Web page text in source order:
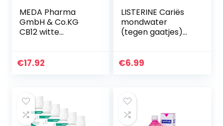
MEDA Pharma
GmbH & Co.KG
CB12 witte
€17.92
LISTERINE Cariës
mondwater
(tegen gaatjes)
end, beschermt
€6.99